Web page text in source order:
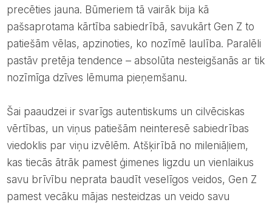
precēties jauna. Būmeriem tā vairāk bija kā
pašsaprotama kārtība sabiedrībā, savukārt Gen Z to
patiešām vēlas, apzinoties, ko nozīmē laulība. Paralēli
pastāv pretēja tendence – absolūta nesteigšanās ar tik
nozīmīga dzīves lēmuma pieņemšanu.
Šai paaudzei ir svarīgs autentiskums un cilvēciskas
vērtības, un viņus patiešām neinteresē sabiedrības
viedoklis par viņu izvēlēm. Atšķirībā no mileniāļiem,
kas tiecās ātrāk pamest ģimenes ligzdu un vienlaikus
savu brīvību neprata baudīt veselīgos veidos, Gen Z
pamest vecāku mājas nesteidzas un veido savu